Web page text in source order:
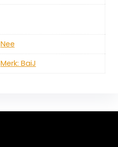
‎Nee
Merk: BaiJ